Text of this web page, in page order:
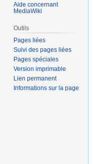
Aide concernant
MediaWiki
Outils
Pages liées
Suivi des pages liées
Pages spéciales
Version imprimable
Lien permanent
Informations sur la page